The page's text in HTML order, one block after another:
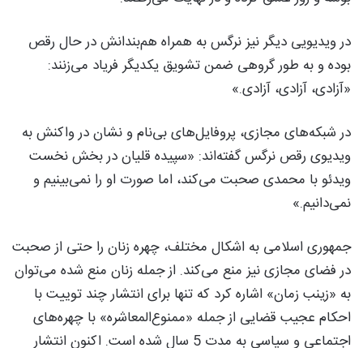
در ویدیویی دیگر نیز نرگس به همراه هم‌بندانش در حال رقص
بوده و به طور گروهی ضمن تشویق یکدیگر فریاد می‌زنند:
«آزادی، آزادی، آزادی.»
در شبکه‌های مجازی، پروفایل‌های بی‌نام و نشان در واکنش به
ویدیوی رقص نرگس گفته‌اند: «سپیده قلیان در بخش نخست
ویدئو با محمدی صحبت می‌کند، اما صورت او را نمی‌بینیم و
نمی‌دانیم.»
جمهوری اسلامی به اشکال مختلف، چهره زنان را حتی از صحبت
در فضای مجازی نیز منع می‌کند. از جمله زنان منع شده می‌توان
به «زینب زمان» اشاره کرد که تنها برای انتشار چند توییت با
احکام عجیب قضایی از جمله «ممنوع‌المعاشره» با چهره‌های
اجتماعی و سیاسی به مدت 5 سال شده است. اکنون انتشار